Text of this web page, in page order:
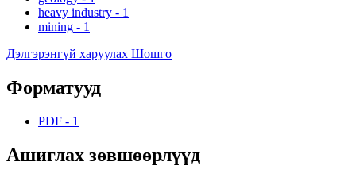
heavy industry - 1
mining - 1
Дэлгэрэнгүй харуулах Шошго
Форматууд
PDF - 1
Ашиглах зөвшөөрлүүд